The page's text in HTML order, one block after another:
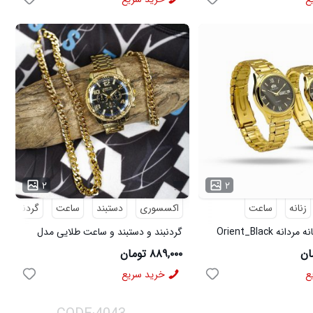
۲
زنانه
ساعت
ست ساعت زنانه مردانه Orient_Black
۲
اکسسوری
دستبند ساعت
گردنبند
گردنبند و دستبند و ساعت طلایی مدل
3877
۸۸۹,۰۰۰ تومان
خرید سریع